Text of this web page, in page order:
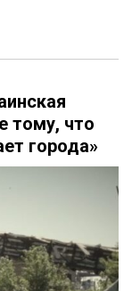
тому, что
города»